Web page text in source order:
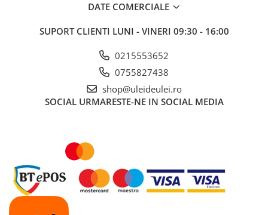
■ Ulei motor ARAL
■ Ulei motor METABOND
■ Ulei motor KROON
■ Ulei motor CYCLON
■ Ulei motor OEM
Ulei motor DACIA
Ulei motor RENAULT
DATE COMERCIALE
SUPORT CLIENTI LUNI - VINERI 09:30 - 16:00
0215553652
0755827438
shop@uleideulei.ro
SOCIAL URMARESTE-NE IN SOCIAL MEDIA